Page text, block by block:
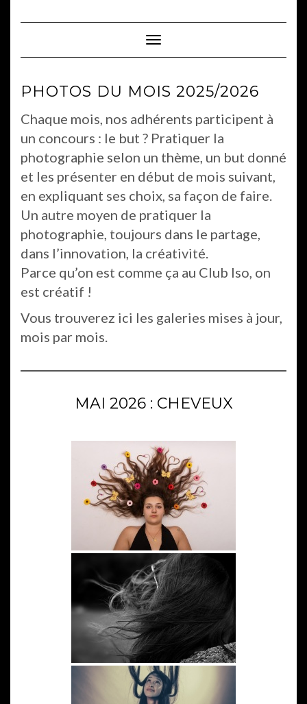
Toggle Navigation
PHOTOS DU MOIS 2025/2026
Chaque mois, nos adhérents participent à
un concours : le but ? Pratiquer la
photographie selon un thème, un but donné
et les présenter en début de mois suivant,
en expliquant ses choix, sa façon de faire.
Un autre moyen de pratiquer la
photographie, toujours dans le partage,
dans l’innovation, la créativité.
Parce qu’on est comme ça au Club Iso, on
est créatif !
Vous trouverez ici les galeries mises à jour,
mois par mois.
MAI 2026 : CHEVEUX